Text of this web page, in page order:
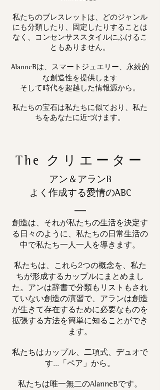
私たちのブレスレットは、どのジャンル
にも分類したり、固定したりすることは
なく、コンセンサススタイルにふけるこ
ともありません。
AlanneBは、スマートジュエリー、永続的
な創造性を提供します
そして時代を超越した情報源から。
私たちの宝石は私たちに似ており、私た
ちをあなたに近づけます。
The クリエーター
アン＆アランB
よく作成する愛情のABC
創造は、それが私たちの生活を決定す
る日々のように、私たちの日常生活の
中で私たち一人一人を導きます。
私たちは、これら2つの概念を、私た
ちが形成するカップルにまとめまし
た。アンは辞書で分類もリストもされ
ていない創造の演習で、アランは創造
が生きて存在するために必要なものを
拡張する方法を簡単に知ることができ
ます。
私たちはカップル、二項式、デュオで
す...「ペア」から。
私たちは唯一無二のAlanneBです。